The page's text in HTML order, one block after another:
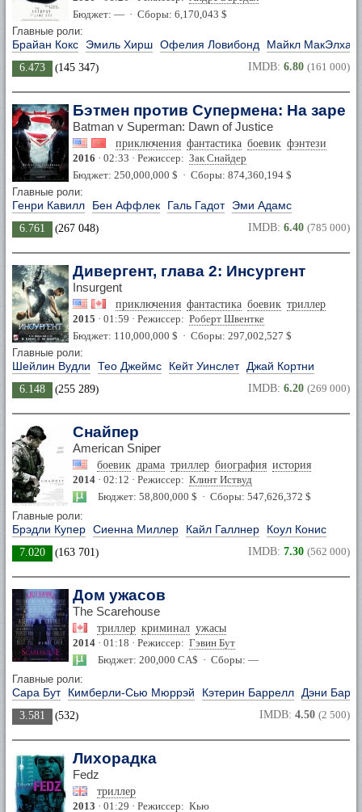
Бюджет: — · Сборы: 6,170,043 $
Главные роли:
Брайан Кокс Эмиль Хирш Офелия Ловибонд Майкл
6.473 (145 347) IMDB: 6.80 (161 000)
Бэтмен против Супермена: На заре
Batman v Superman: Dawn of Justice
приключения фантастика боевик фэнтези
2016 · 02:33 · Режиссер: Зак Снайдер
Бюджет: 250,000,000 $ · Сборы: 874,360,194 $
Главные роли:
Генри Кавилл Бен Аффлек Галь Гадот Эми Адамс
6.761 (267 048) IMDB: 6.40 (785 000)
Дивергент, глава 2: Инсургент
Insurgent
приключения фантастика боевик триллер
2015 · 01:59 · Режиссер: Роберт Швентке
Бюджет: 110,000,000 $ · Сборы: 297,002,527 $
Главные роли:
Шейлин Вудли Тео Джеймс Кейт Уинслет Джай Кортни
6.148 (255 289) IMDB: 6.20 (269 000)
Снайпер
American Sniper
боевик драма триллер биография история
2014 · 02:12 · Режиссер: Клинт Иствуд
Бюджет: 58,800,000 $ · Сборы: 547,626,372 $
Главные роли:
Брэдли Купер Сиенна Миллер Кайл Галлнер Коул Конис
7.020 (163 701) IMDB: 7.30 (562 000)
Дом ужасов
The Scarehouse
триллер криминал ужасы
2014 · 01:18 · Режиссер: Гэвин Бут
Бюджет: 200,000 CA$ · Сборы: —
Главные роли:
Сара Бут Кимберли-Сью Мюррэй Кэтерин Баррелл Дэни
3.581 (532) IMDB: 4.50 (2 500)
Лихорадка
Fedz
триллер
2013 · 01:29 · Режиссер: Кью